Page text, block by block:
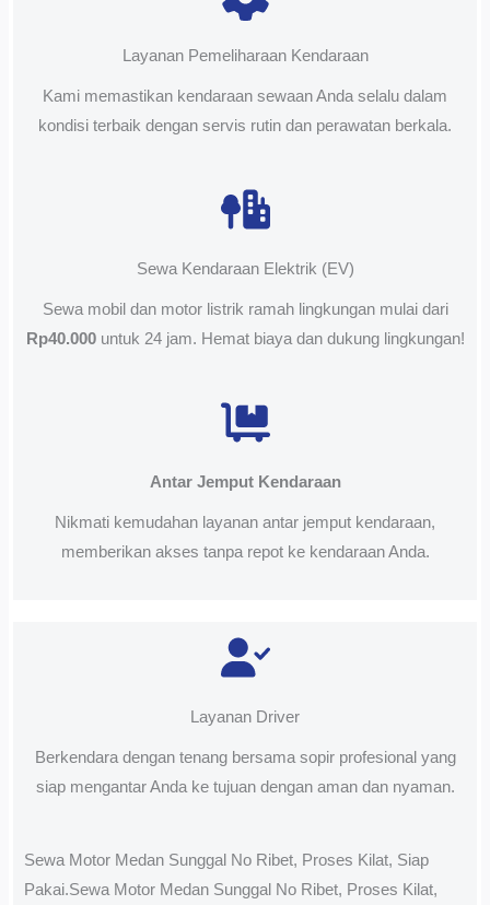
Layanan Pemeliharaan Kendaraan
Kami memastikan kendaraan sewaan Anda selalu dalam
kondisi terbaik dengan servis rutin dan perawatan berkala.
Sewa Kendaraan Elektrik (EV)
Sewa mobil dan motor listrik ramah lingkungan mulai dari
Rp40.000untuk 24 jam. Hemat biaya dan dukung lingkungan!
Antar Jemput Kendaraan
Nikmati kemudahan layanan antar jemput kendaraan,
memberikan akses tanpa repot ke kendaraan Anda.
Layanan Driver
Berkendara dengan tenang bersama sopir profesional yang
siap mengantar Anda ke tujuan dengan aman dan nyaman.
Sewa Motor Medan Sunggal No Ribet, Proses Kilat, Siap
Pakai.Sewa Motor Medan Sunggal No Ribet, Proses Kilat,